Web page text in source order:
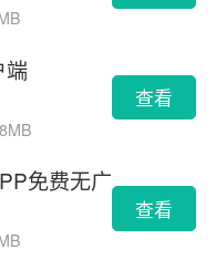
端
查看
免费无广
查看